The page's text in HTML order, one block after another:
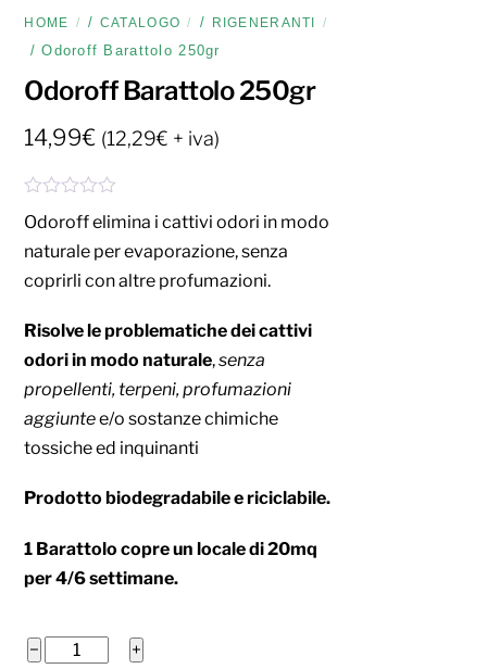
HOME / CATALOGO / RIGENERANTI
/ Odoroff Barattolo 250gr
Odoroff Barattolo 250gr
14,99€ (12,29€ + iva)
a
l
u
t
o
s
u
5
Odoroff elimina i cattivi odori in modo
naturale per evaporazione, senza
coprirli con altre profumazioni.
Risolve le problematiche dei cattivi
odori in modo naturale,senza
propellenti, terpeni, profumazioni
aggiuntee/o sostanze chimiche
tossiche ed inquinanti
Prodotto biodegradabile e riciclabile.
1 Barattolo copre un locale di 20mq
per 4/6 settimane.
−
Odoroff
+